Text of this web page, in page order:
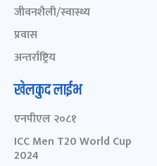
जीवनशैली/स्वास्थ्य
प्रवास
अन्तर्राष्ट्रिय
खेलकुद लाईभ
एनपीएल २०८१
ICC Men T20 World Cup
2024